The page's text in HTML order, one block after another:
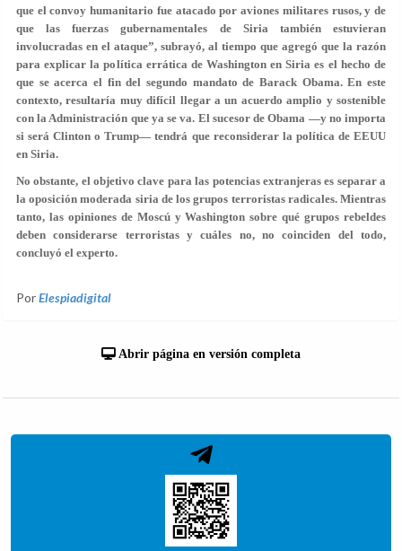
que el convoy humanitario fue atacado por aviones militares rusos, y de
que las fuerzas gubernamentales de Siria también estuvieran
involucradas en el ataque”, subrayó, al tiempo que agregó que la razón
para explicar la política errática de Washington en Siria es el hecho de
que se acerca el fin del segundo mandato de Barack Obama. En este
contexto, resultaría muy difícil llegar a un acuerdo amplio y sostenible
con la Administración que ya se va. El sucesor de Obama —y no importa
si será Clinton o Trump— tendrá que reconsiderar la política de EEUU
en Siria.
No obstante, el objetivo clave para las potencias extranjeras es separar a
la oposición moderada siria de los grupos terroristas radicales. Mientras
tanto, las opiniones de Moscú y Washington sobre qué grupos rebeldes
deben considerarse terroristas y cuáles no, no coinciden del todo,
concluyó el experto.
PorElespiadigital
Abrir página en versión completa